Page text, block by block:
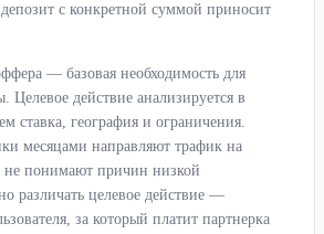
с конкретной суммой приносит
— базовая необходимость для
Целевое действие анализируется в
ставка, география и ограничения.
месяцами направляют трафик на
не понимают причин низкой
различать целевое действие —
за который платит партнерка